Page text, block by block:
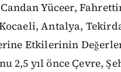
Yüceer,
Antalya,
Etkilerinin
2,5 yıl önce Çevre,